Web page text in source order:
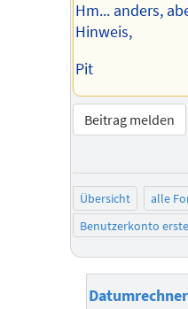
Hm... anders,
Hinweis,
Pit
Beitrag melden
Übersicht alle
Benutzerkonto